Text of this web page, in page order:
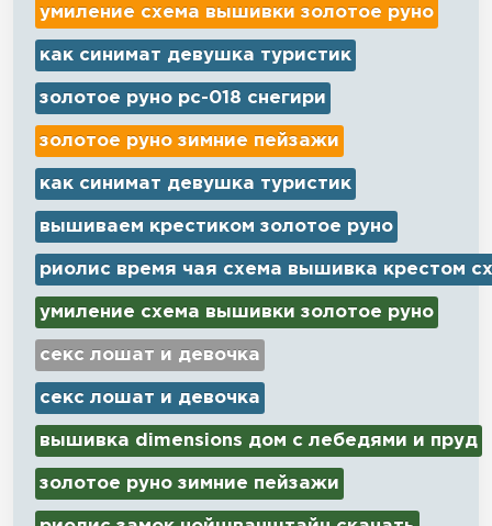
умиление схема вышивки золотое руно
как синимат девушка туристик
золотое руно рс-018 снегири
золотое руно зимние пейзажи
как синимат девушка туристик
вышиваем крестиком золотое руно
риолис время чая схема вышивка крестом
умиление схема вышивки золотое руно
секс лошат и девочка
секс лошат и девочка
вышивка dimensions дом с лебедями и пруд
золотое руно зимние пейзажи